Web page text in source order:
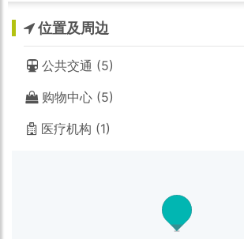
位置及周边
公共交通 (5)
购物中心 (5)
医疗机构 (1)